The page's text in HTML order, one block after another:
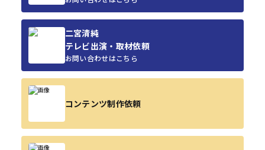
二宮清純
テレビ出演・取材依頼
お問い合わせはこちら
コンテンツ制作依頼